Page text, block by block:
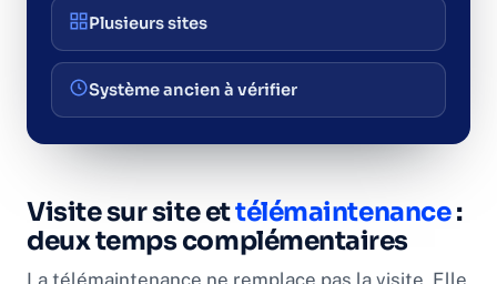
Plusieurs sites
Système ancien à vérifier
Visite sur site ettélémaintenance:
deux temps complémentaires
La télémaintenance ne remplace pas la visite. Elle